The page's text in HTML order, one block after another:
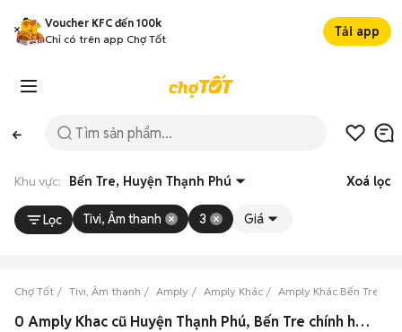
Voucher KFC đến 100k
Chỉ có trên app Chợ Tốt
Tải app
Khu vực: Bến Tre, Huyện Thạnh Phú Xoá lọc
Lọc Tivi, Âm thanh 3 Giá
Chợ Tốt Tivi, Âm thanh Amply Amply Khác Amply Khác Bến Tre
0 Amply Khac cũ Huyện Thạnh Phú, Bến Tre chính hãng